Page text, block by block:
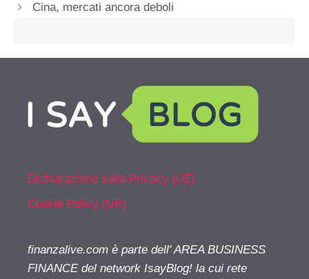
Cina, mercati ancora deboli
Dichiarazione sulla Privacy (UE)
Cookie Policy (UE)
finanzalive.com è parte dell' AREA BUSINESS
FINANCE del network IsayBlog! la cui rete